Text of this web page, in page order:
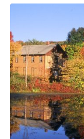
allerlei
Halverwege het
waar
eerste trans-
tussen
Engelse koning
ruïne waar de